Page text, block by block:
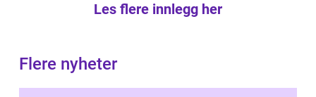
Les flere innlegg her
Flere nyheter